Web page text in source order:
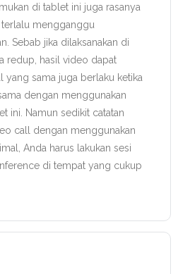
di tablet ini juga rasanya
terlalu mengganggu
Sebab jika dilaksanakan di
redup, hasil video dapat
yang sama juga berlaku ketika
dengan menggunakan
ini. Namun sedikit catatan
call dengan menggunakan
Anda harus lakukan sesi
di tempat yang cukup